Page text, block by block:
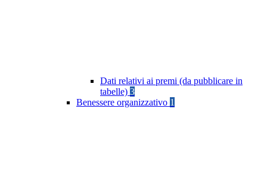
Dati relativi ai premi (da pubblicare in
tabelle) 3
Benessere organizzativo 1